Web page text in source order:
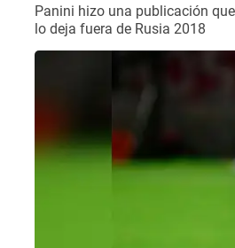
Panini hizo una publicación
lo deja fuera de Rusia 2018